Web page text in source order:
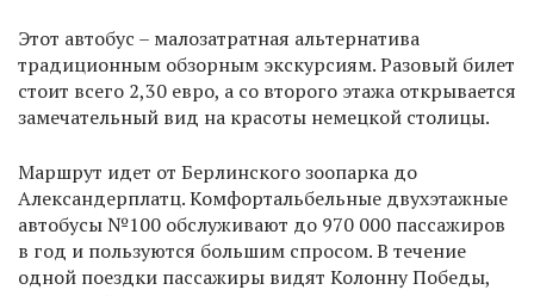
Этот автобус – малозатратная альтернатива
традиционным обзорным экскурсиям. Разовый билет
стоит всего 2,30 евро, а со второго этажа открывается
замечательный вид на красоты немецкой столицы.
Маршрут идет от Берлинского зоопарка до
Александерплатц. Комфортальбельные двухэтажные
автобусы №100 обслуживают до 970 000 пассажиров
в год и пользуются большим спросом. В течение
одной поездки пассажиры видят Колонну Победы,